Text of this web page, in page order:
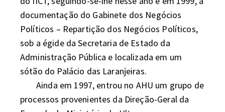
documentação do Gabinete dos Negócios
Políticos – Repartição dos Negócios Políticos,
sob a égide da Secretaria de Estado da
Administração Pública e localizada em um
sótão do Palácio das Laranjeiras.
processos provenientes da Direção-Geral da